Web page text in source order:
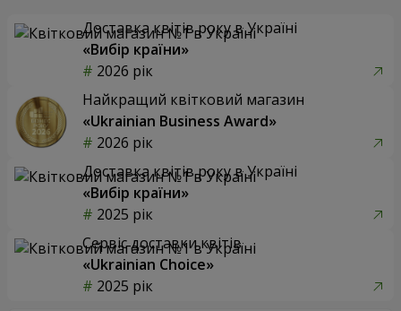
Доставка квітів року в Україні
«Вибір країни»
2026 рік
Найкращий квітковий магазин
«Ukrainian Business Award»
2026 рік
Доставка квітів року в Україні
«Вибір країни»
2025 рік
Сервіс доставки квітів
«Ukrainian Choice»
2025 рік